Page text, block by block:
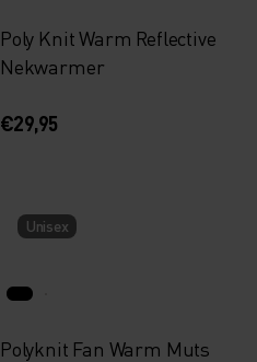
Poly Knit Warm Reflective
Nekwarmer
€29,95
Unisex
Polyknit Fan Warm Muts